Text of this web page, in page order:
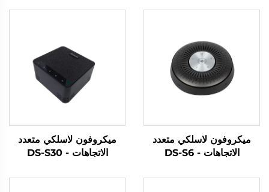
ميكروفون لاسلكي متعدد
الاتجاهات - DS-S6
ميكروفون لاسلكي متعدد
الاتجاهات - DS-S30